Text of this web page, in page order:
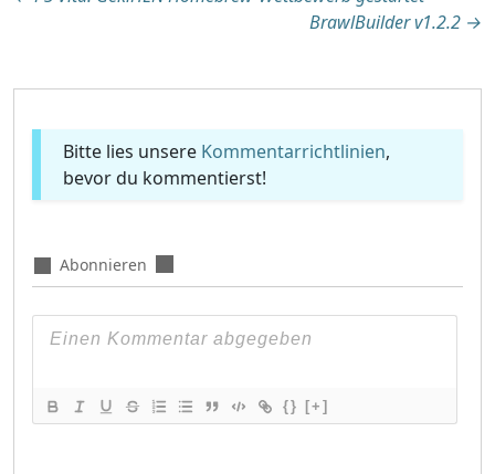
BrawlBuilder v1.2.2 →
Bitte lies unsere Kommentarrichtlinien,
bevor du kommentierst!
Abonnieren
{} [+]